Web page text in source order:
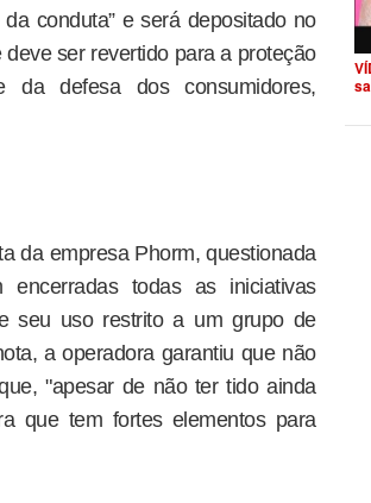
conduta” e será depositado no
ser revertido para a proteção
defesa dos consumidores,
da empresa Phorm, questionada
todas as iniciativas
seu uso restrito a um grupo de
a operadora garantiu que não
"apesar de não ter tido ainda
que tem fortes elementos para